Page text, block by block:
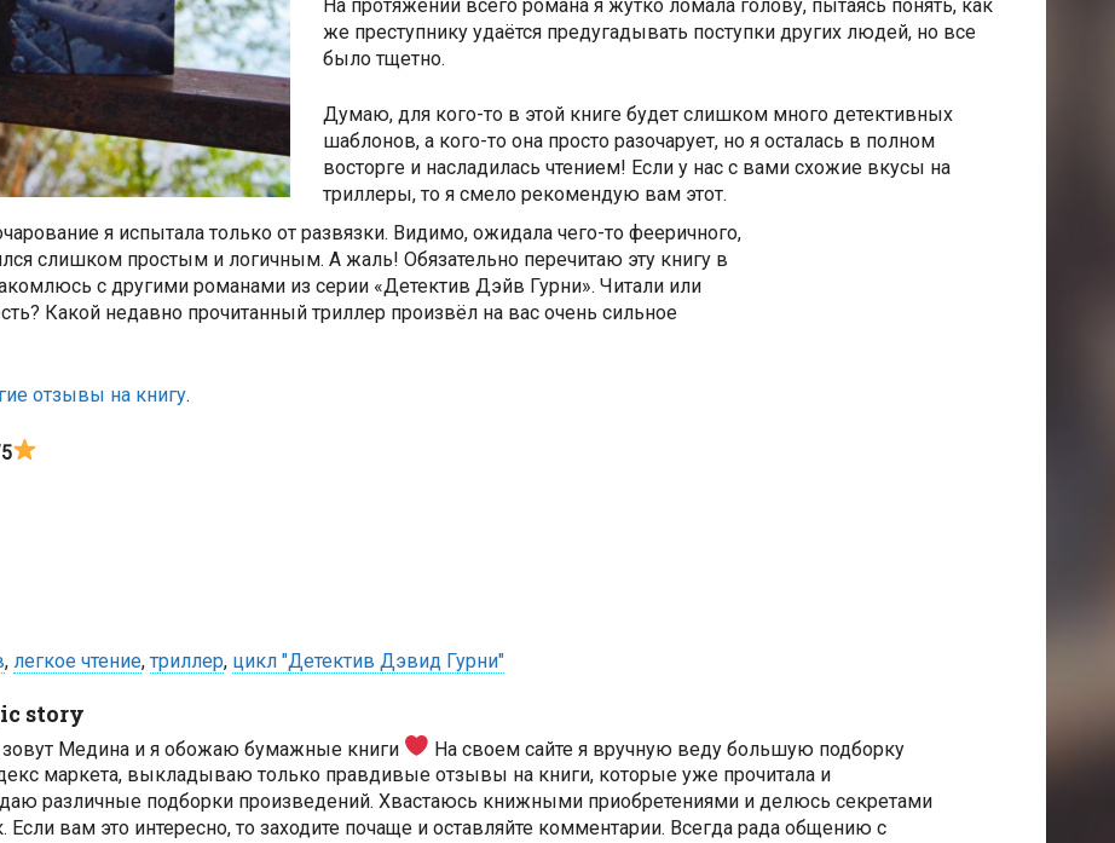
На протяжении всего романа я жутко ломала голову, пытаясь понять, как
же преступнику удаётся предугадывать поступки других людей, но все
было тщетно.
Думаю, для кого-то в этой книге будет слишком много детективных
шаблонов, а кого-то она просто разочарует, но я осталась в полном
восторге и насладилась чтением! Если у нас с вами схожие вкусы на
триллеры, то я смело рекомендую вам этот.
я испытала только от развязки. Видимо, ожидала чего-то фееричного,
слишком простым и логичным. А жаль! Обязательно перечитаю эту книгу в
с другими романами из серии «Детектив Дэйв Гурни». Читали или
Какой недавно прочитанный триллер произвёл на вас очень сильное
отзывы на книгу.
, легкое чтение, триллер, цикл "Детектив Дэвид Гурни"
story
Медина и я обожаю бумажные книги
На своем сайте я вручную веду большую подборку
маркета, выкладываю только правдивые отзывы на книги, которые уже прочитала и
различные подборки произведений. Хвастаюсь книжными приобретениями и делюсь секретами
вам это интересно, то заходите почаще и оставляйте комментарии. Всегда рада общению с